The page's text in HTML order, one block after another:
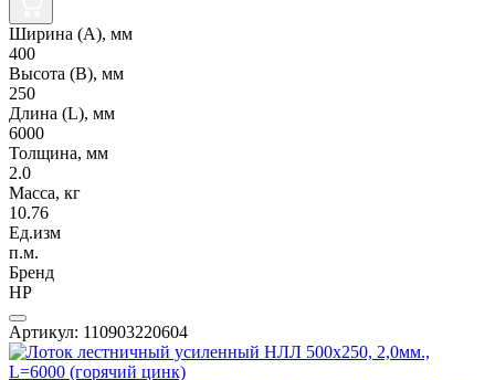
Ширина (А), мм
400
Высота (В), мм
250
Длина (L), мм
6000
Толщина, мм
2.0
Масса, кг
10.76
Ед.изм
п.м.
Бренд
НР
Артикул: 110903220604